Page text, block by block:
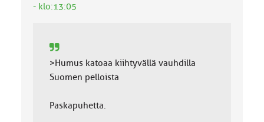
- klo:13:05
>Humus katoaa kiihtyvällä vauhdilla
Suomen pelloista
Paskapuhetta.